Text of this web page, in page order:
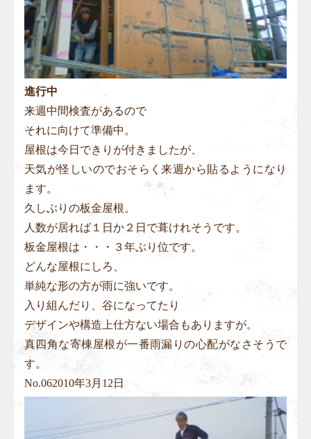
進行中
来週中間検査があるので
それに向けて準備中。
屋根は今日できりが付きましたが、
天気が怪しいのでおそらく来週から貼るようになり
ます。
久しぶりの板金屋根。
人数が居れば１日か２日で葺けれそうです。
板金屋根は・・・３年ぶり位です。
どんな屋根にしろ、
単純な形の方が雨に強いです。
入り組んだり、谷になってたり
デザインや構造上仕方ない場合もありますが。
真四角な寄棟屋根が一番雨漏りの心配がなさそうで
す。
No.062010年3月12日